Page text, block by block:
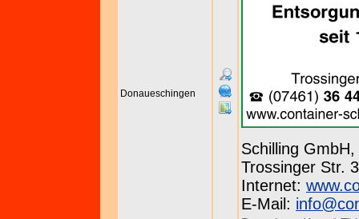
Donaueschingen
Schilling
Trossinger Str.
Internet:
E-Mail: